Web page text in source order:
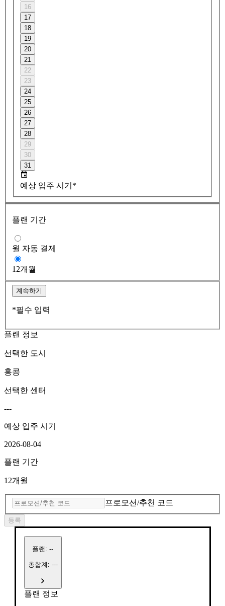
16
17
18
19
20
21
22
23
24
25
26
27
28
29
30
31
예상 입주 시기*
플랜 기간
월 자동 결제
12개월
계속하기
*필수 입력
플랜 정보
선택한 도시
홍콩
선택한 센터
---
예상 입주 시기
2026-08-04
플랜 기간
12개월
프로모션/추천 코드
등록
플랜 : --
총합계: ---
플랜 정보